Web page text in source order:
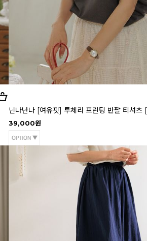
닌나난나 [여유핏] 투체리 프린팅 반팔 티셔
39,000원